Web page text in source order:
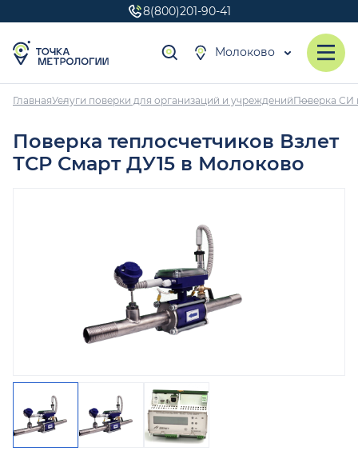
8(800)201-90-41
Молоково
ГлавнаяУслуги поверки для организаций и учрежденийПоверка СИ
Поверка теплосчетчиков Взлет
ТСР Смарт ДУ15 в Молоково